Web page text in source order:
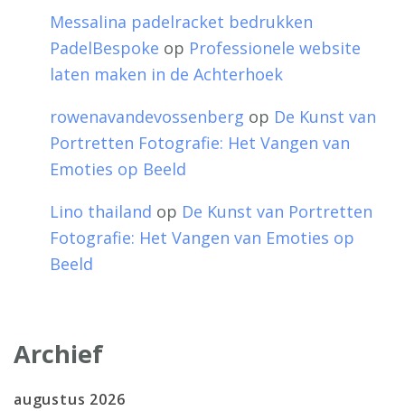
Messalina padelracket bedrukken
PadelBespoke op Professionele website
laten maken in de Achterhoek
rowenavandevossenberg op De Kunst van
Portretten Fotografie: Het Vangen van
Emoties op Beeld
Lino thailand op De Kunst van Portretten
Fotografie: Het Vangen van Emoties op
Beeld
Archief
augustus 2026